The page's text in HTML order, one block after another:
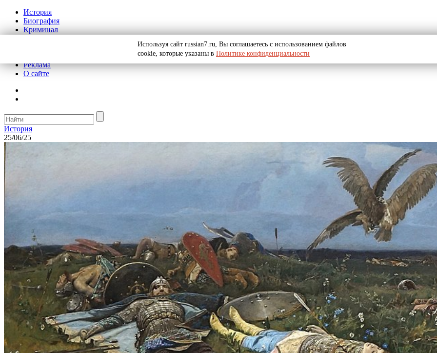
История
Биография
Криминал
Реклама
О сайте
История
25/06/25
Используя сайт russian7.ru, Вы соглашаетесь с использованием файлов
cookie, которые указаны в Политике конфиденциальности